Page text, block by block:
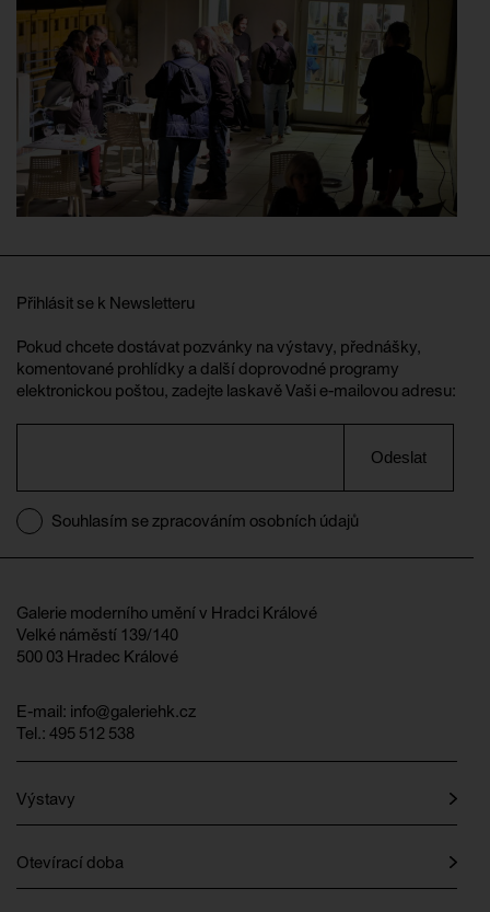
Přihlásit se k Newsletteru
Pokud chcete dostávat pozvánky na výstavy, přednášky,
komentované prohlídky a další doprovodné programy
elektronickou poštou, zadejte laskavě Vaši e-mailovou adresu:
Odeslat
Souhlasím se zpracováním osobních údajů
Galerie moderního umění v Hradci Králové
Velké náměstí 139/140
500 03 Hradec Králové
E-mail: info@galeriehk.cz
Tel.: 495 512 538
Výstavy
Otevírací doba